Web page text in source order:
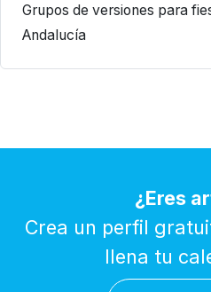
Grupos de versiones para
Andalucía
¿Eres
Crea un perfil
llena tu